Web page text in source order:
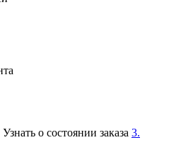
Узнать о состоянии заказа 3.